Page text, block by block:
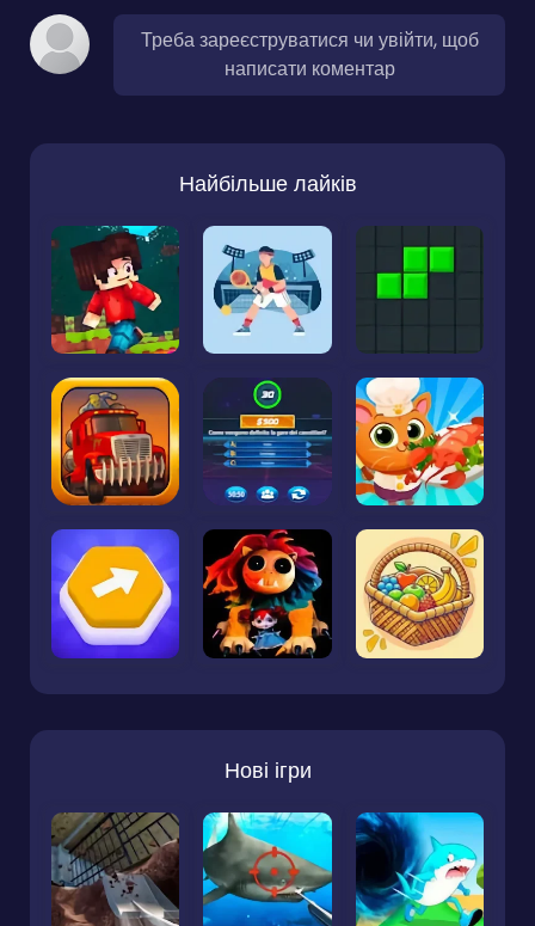
Треба зареєструватися чи увійти, щоб
написати коментар
Найбільше лайків
Нові ігри